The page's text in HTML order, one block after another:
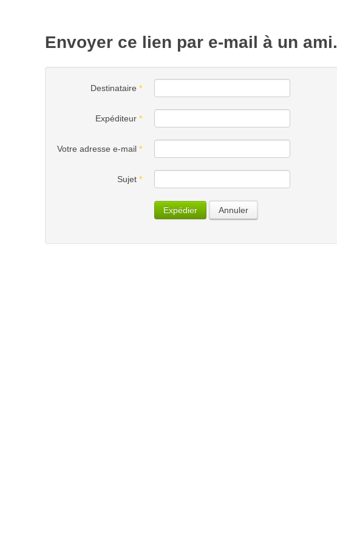
Envoyer ce lien par e-mail à un ami.
Destinataire *
Expéditeur *
Votre adresse e-mail *
Sujet *
Expédier Annuler